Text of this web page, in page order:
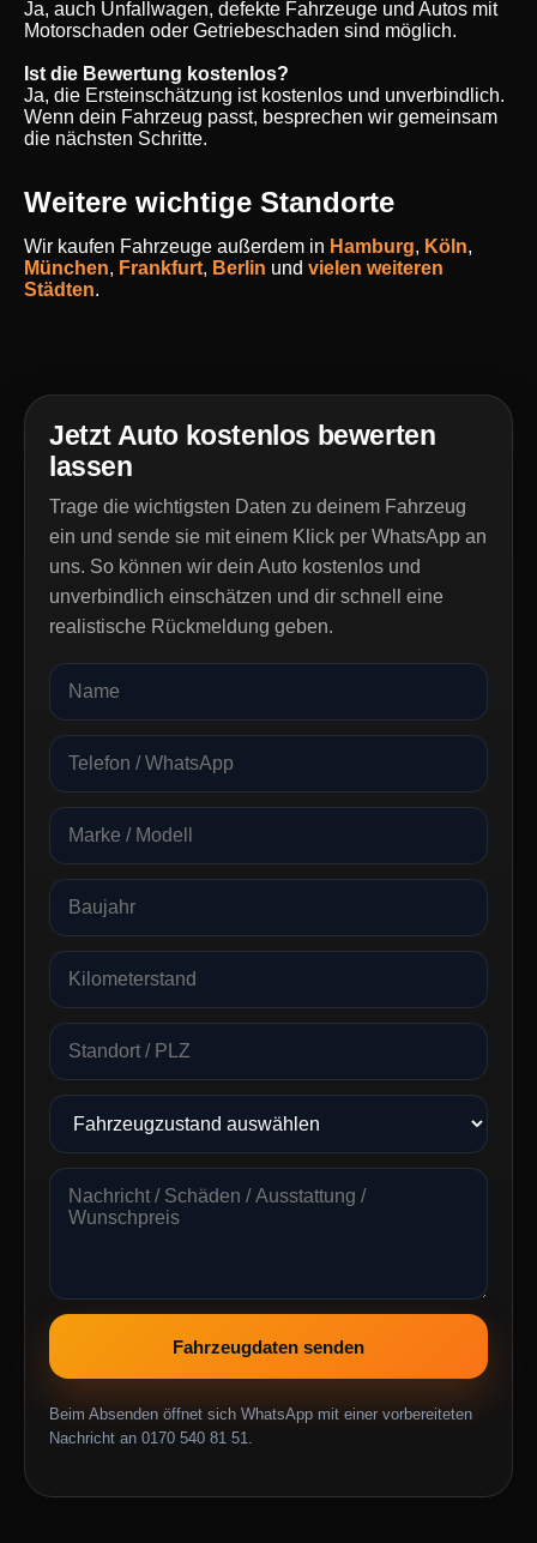
Ja, auch Unfallwagen, defekte Fahrzeuge und Autos mit
Motorschaden oder Getriebeschaden sind möglich.
Ist die Bewertung kostenlos?
Ja, die Ersteinschätzung ist kostenlos und unverbindlich.
Wenn dein Fahrzeug passt, besprechen wir gemeinsam
die nächsten Schritte.
Weitere wichtige Standorte
Wir kaufen Fahrzeuge außerdem in Hamburg, Köln,
München, Frankfurt, Berlin und vielen weiteren
Städten.
Jetzt Auto kostenlos bewerten
lassen
Trage die wichtigsten Daten zu deinem Fahrzeug
ein und sende sie mit einem Klick per WhatsApp an
uns. So können wir dein Auto kostenlos und
unverbindlich einschätzen und dir schnell eine
realistische Rückmeldung geben.
Fahrzeugdaten senden
Beim Absenden öffnet sich WhatsApp mit einer vorbereiteten
Nachricht an 0170 540 81 51.